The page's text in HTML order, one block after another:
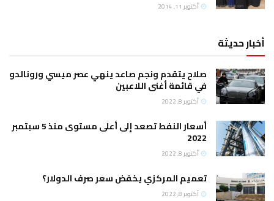
أكتوبر 11, 2014
أخبار حديثة
صلاح يتقدم ونجم صاعد ينهي عصر ميسي ورونالدو
في قائمة أغنى اللاعبين
أكتوبر 8, 2022
أسعار النفط تصعد إلى أعلى مستوى منذ 5 سبتمبر
2022
أكتوبر 8, 2022
تعميم المركزي يخفض سعر صرف الدولار؟
أكتوبر 8, 2022